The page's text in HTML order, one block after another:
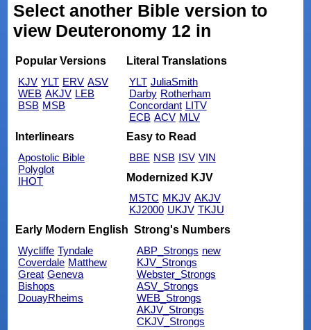
Select another Bible version to
view Deuteronomy 12 in
Popular Versions
KJV YLT ERV ASV
WEB AKJV LEB
BSB MSB
Literal Translations
YLT JuliaSmith
Darby Rotherham
Concordant LITV
ECB ACV MLV
Interlinears
Apostolic Bible
Polyglot
IHOT
Easy to Read
BBE NSB ISV VIN
Modernized KJV
MSTC MKJV AKJV
KJ2000 UKJV TKJU
Early Modern English
Wycliffe Tyndale
Coverdale Matthew
Great Geneva
Bishops
DouayRheims
Strong's Numbers
ABP_Strongs new
KJV_Strongs
Webster_Strongs
ASV_Strongs
WEB_Strongs
AKJV_Strongs
CKJV_Strongs